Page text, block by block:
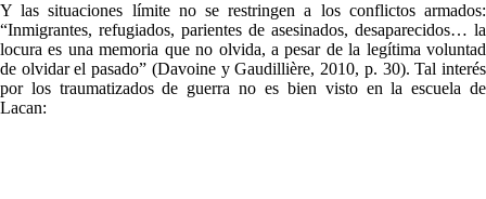
Y las situaciones límite no se restringen a los conflictos armados:
“Inmigrantes, refugiados, parientes de asesinados, desaparecidos… la
locura es una memoria que no olvida, a pesar de la legítima voluntad
de olvidar el pasado” (Davoine y Gaudillière, 2010, p. 30). Tal interés
por los traumatizados de guerra no es bien visto en la escuela de
Lacan: